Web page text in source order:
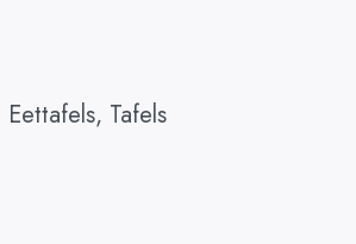
Eettafels, Tafels